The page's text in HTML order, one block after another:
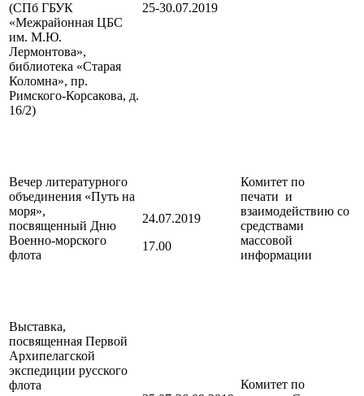
(СПб ГБУК
«Межрайонная ЦБС
им. М.Ю.
Лермонтова»,
библиотека «Старая
Коломна», пр.
Римского-Корсакова, д.
16/2)
25-30.07.2019
Вечер литературного
объединения «Путь на
моря»,
посвященный Дню
Военно-морского
флота
24.07.2019
17.00
Комитет по
печати и
взаимодействию со
средствами
массовой
информации
Выставка,
посвященная Первой
Архипелагской
экспедиции русского
флота
Комитет по